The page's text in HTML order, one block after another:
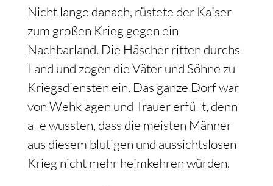
Nicht lange danach, rüstete der Kaiser
zum großen Krieg gegen ein
Nachbarland. Die Häscher ritten durchs
Land und zogen die Väter und Söhne zu
Kriegsdiensten ein. Das ganze Dorf war
von Wehklagen und Trauer erfüllt, denn
alle wussten, dass die meisten Männer
aus diesem blutigen und aussichtslosen
Krieg nicht mehr heimkehren würden.